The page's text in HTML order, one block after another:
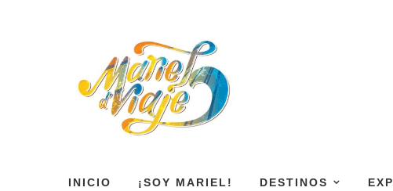
INICIO ¡SOY MARIEL! DESTINOS